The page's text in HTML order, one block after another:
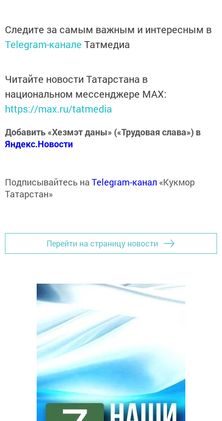
Следите за самым важным и интересным в
Telegram-канале Татмедиа
Читайте новости Татарстана в
национальном мессенджере MАХ:
https://max.ru/tatmedia
Добавить «Хезмэт даны» («Трудовая слава») в
Яндекс.Новости
Подписывайтесь на Telegram-канал «Кукмор
Татарстан»
Перейти на страницу новости